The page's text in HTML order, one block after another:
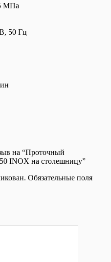
МПа
50 Гц
на “Проточный
INOX на столешницу”
Обязательные поля